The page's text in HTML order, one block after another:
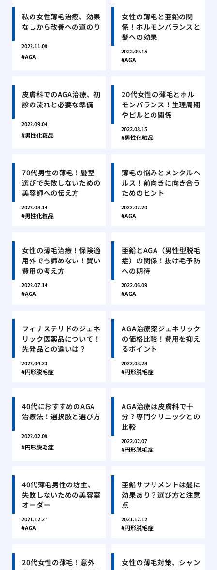
私の女性薄毛治療、効果
なしから改善への道のり
2022.11.09
AGA
女性の薄毛と亜鉛の関
係！ホルモンバランスと
髪への効果
2022.09.15
AGA
皮膚科でのAGA治療、初
診の流れと必要な準備
2022.09.04
男性化粧品
20代女性の薄毛とホル
モンバランス！生理周期
やピルとの関係
2022.08.15
男性化粧品
70代男性の薄毛！髪型
選びで失敗しないための
美容師への伝え方
2022.08.14
男性化粧品
薄毛の悩みとメンタルヘ
ルス！前向きに向き合う
ためのヒント
2022.07.20
AGA
女性の薄毛治療！保険適
用外でも諦めない！賢い
費用の考え方
2022.07.14
AGA
亜鉛とAGA（男性型脱毛
症）の関係！抜け毛予防
への期待
2022.06.09
AGA
フィナステリドのジェネ
リック医薬品について！
先発品との違いは？
2022.04.23
円形脱毛症
AGA治療薬ジェネリック
の価格比較！費用を抑え
るポイント
2022.03.28
円形脱毛症
40代におすすめのAGA
治療法！選択肢と選び方
2022.02.09
円形脱毛症
AGA治療は皮膚科で十
分？専門クリニックとの
比較
2022.02.07
円形脱毛症
40代薄毛男性の坊主、
失敗しないための美容室
オーダー
2021.12.27
AGA
亜鉛サプリメントは髪に
効果あり？選び方と注意
点
2021.12.12
円形脱毛症
20代女性の薄毛！意外
女性の薄毛対策、シャン